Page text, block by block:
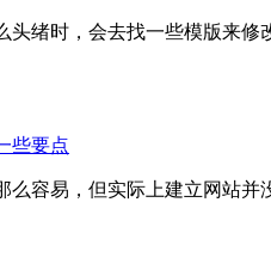
头绪时，会去找一些模版来
些要点
么容易，但实际上建立网站